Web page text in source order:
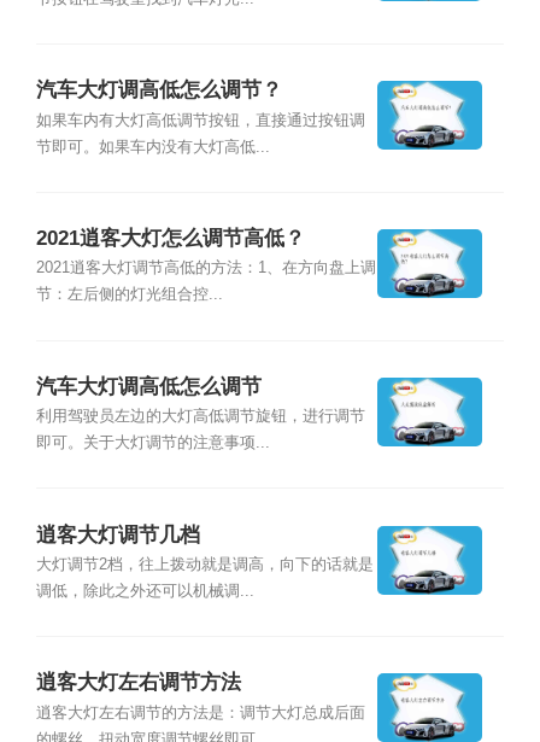
汽车大灯调高低怎么调节？
如果车内有大灯高低调节按钮，直接通过按钮调
节即可。如果车内没有大灯高低...
2021逍客大灯怎么调节高低？
2021逍客大灯调节高低的方法：1、在方向盘上调
节：左后侧的灯光组合控...
汽车大灯调高低怎么调节
利用驾驶员左边的大灯高低调节旋钮，进行调节
即可。关于大灯调节的注意事项...
逍客大灯调节几档
大灯调节2档，往上拨动就是调高，向下的话就是
调低，除此之外还可以机械调...
逍客大灯左右调节方法
逍客大灯左右调节的方法是：调节大灯总成后面